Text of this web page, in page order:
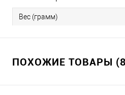
Вес (грамм)
ПОХОЖИЕ ТОВАРЫ